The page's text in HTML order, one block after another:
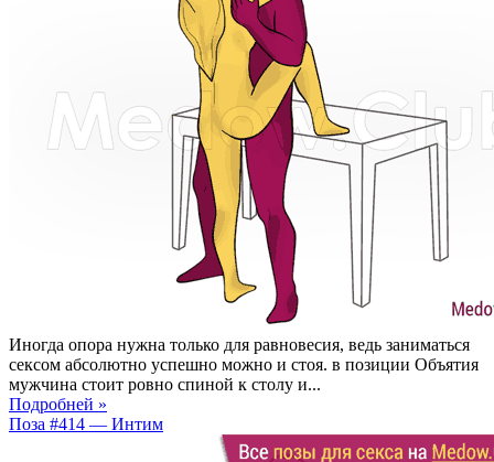
Иногда опора нужна только для равновесия, ведь заниматься
сексом абсолютно успешно можно и стоя. в позиции Объятия
мужчина стоит ровно спиной к столу и...
Подробней »
Поза #414 — Интим